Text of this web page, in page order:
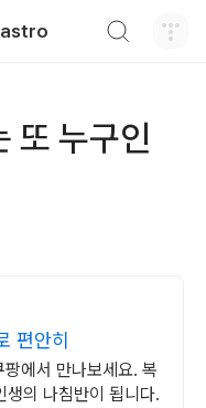
또 누구인
편안히
에서 만나보세요. 복
의 나침반이 됩니다.